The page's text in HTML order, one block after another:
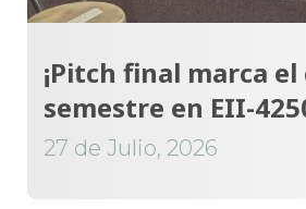
¡Pitch final marca
semestre en EII-
27 de Julio, 2026